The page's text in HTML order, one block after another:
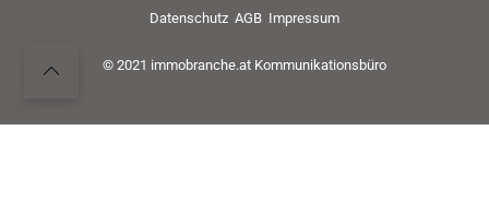
Datenschutz AGB Impressum
© 2021 immobranche.at Kommunikationsbüro